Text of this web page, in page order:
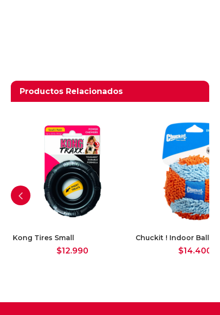
Productos Relacionados
Productos relacionados
Kong Tires Small
$12.990
Chuckit ! Indoor Ball
$14.400